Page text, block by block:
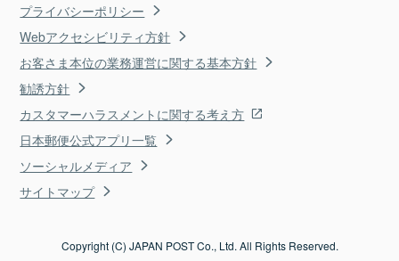
プライバシーポリシー
Webアクセシビリティ方針
お客さま本位の業務運営に関する基本方針
勧誘方針
カスタマーハラスメントに関する考え方
日本郵便公式アプリ一覧
ソーシャルメディア
サイトマップ
Copyright (C) JAPAN POST Co., Ltd. All Rights Reserved.